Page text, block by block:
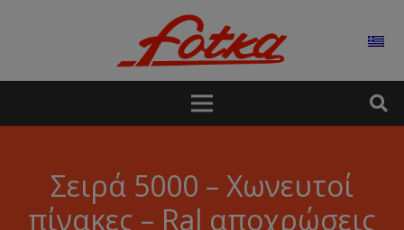
Σειρά 5000 – Χωνευτοί
πίνακες – Ral αποχρώσεις